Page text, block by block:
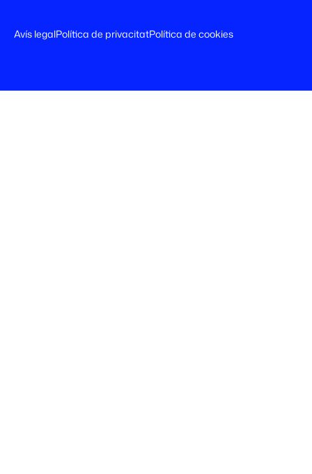
Avís legalPolítica de privacitatPolítica de cookies